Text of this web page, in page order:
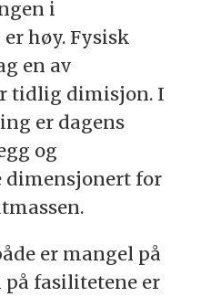
i
høy. Fysisk
en av
tidlig dimisjon. I
er dagens
og
for
er mangel på
fasilitetene er